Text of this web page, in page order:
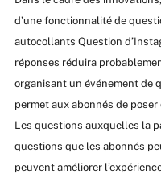
d’une fonctionnalité de
autocollants Question
réponses réduira
organisant un événement de
permet aux abonnés de
Les questions auxquelles la
questions que les abonnés
peuvent améliorer